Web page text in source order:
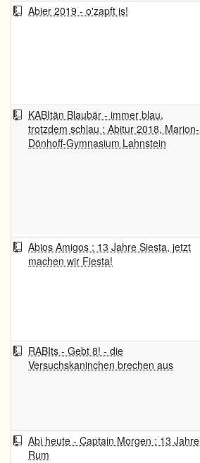
Abier 2019 - o'zapft is!
KABItän Blaubär - immer blau,
trotzdem schlau : Abitur 2018, Marion-
Dönhoff-Gymnasium Lahnstein
Abios Amigos : 13 Jahre Siesta, jetzt
machen wir Fiesta!
RABIts - Gebt 8! - die
Versuchskaninchen brechen aus
Abi heute - Captain Morgen : 13 Jahre
Rum